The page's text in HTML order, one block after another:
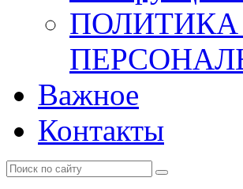
Важное
Контакты